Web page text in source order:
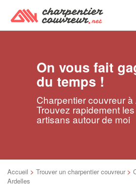
On vous fait
du temps !
Charpentier couvreur à
Trouvez rapidement
artisans autour de moi
Accueil > Trouver un charpentier couvreur >
Ardelles